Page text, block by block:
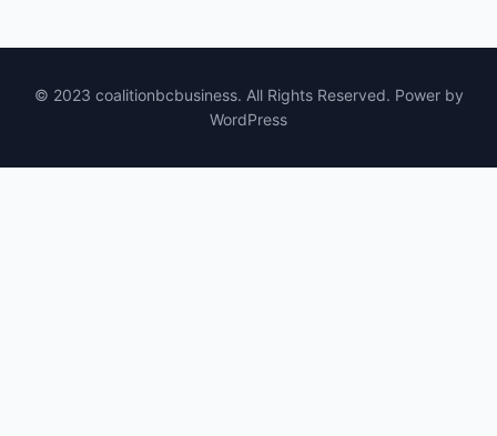
© 2023 coalitionbcbusiness. All Rights Reserved. Power by
WordPress